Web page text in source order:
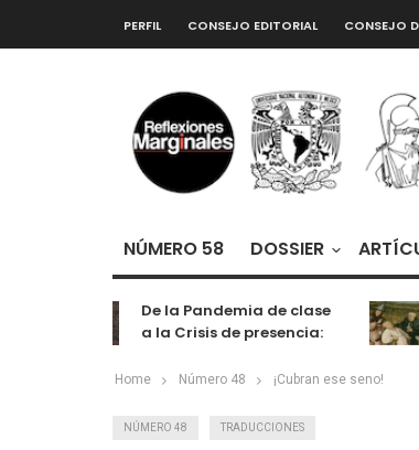
PERFIL CONSEJO EDITORIAL CONSEJO
NÚMERO 58 DOSSIER
De la Pandemia de clase
a la Crisis de presencia:
entretenimiento
Home Número 48 ¡Cubran ese seno!
NÚMERO 48 TRADUCCIONES